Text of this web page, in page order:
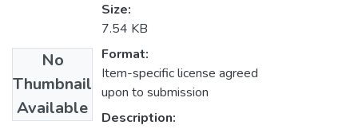
No
Thumbnail
Available
Size:
7.54 KB
Format:
Item-specific license agreed
upon to submission
Description: